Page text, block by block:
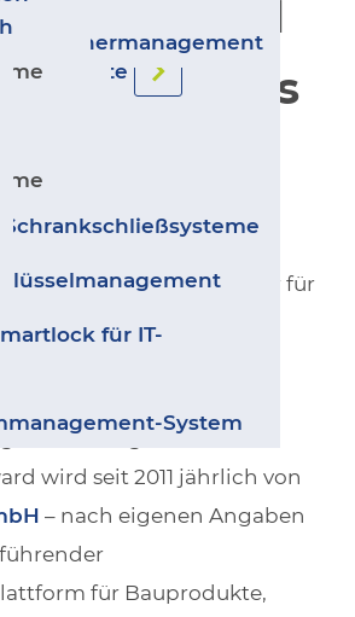
- Besuchermanagement
Produkte
Schrankschließsysteme
für IT-
System
Systems
die Herzen von
als auch von
höherschlagen. Kein
der Hardware-Konfigurator für
mit dem
ausgezeichnet
wird seit 2011 jährlich von
– nach eigenen Angaben
für Bauprodukte,